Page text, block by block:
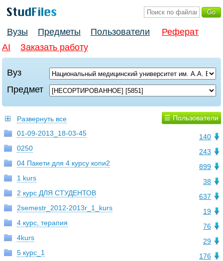
Вузы Предметы Пользователи
Реферат
AI
Заказать работу
Вуз
Предмет
☰ Пользователи
Развернуть все
140
01-09-2013_18-03-45
243
0250
899
04 Пакети для 4 курсу копи2
38
1 kurs
637
2 курс ДЛЯ СТУДЕНТОВ
19
2semestr_2012-2013r_1_kurs
76
4 курс, терапия
29
4kurs
176
5 курс_1